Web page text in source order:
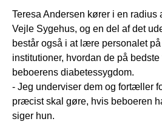
Teresa Andersen kører i en radius
Vejle Sygehus, og en del af det
består også i at lære personalet
institutioner, hvordan de på
beboerens diabetessygdom.
- Jeg underviser dem og fortæller
præcist skal gøre, hvis beboeren
siger hun.